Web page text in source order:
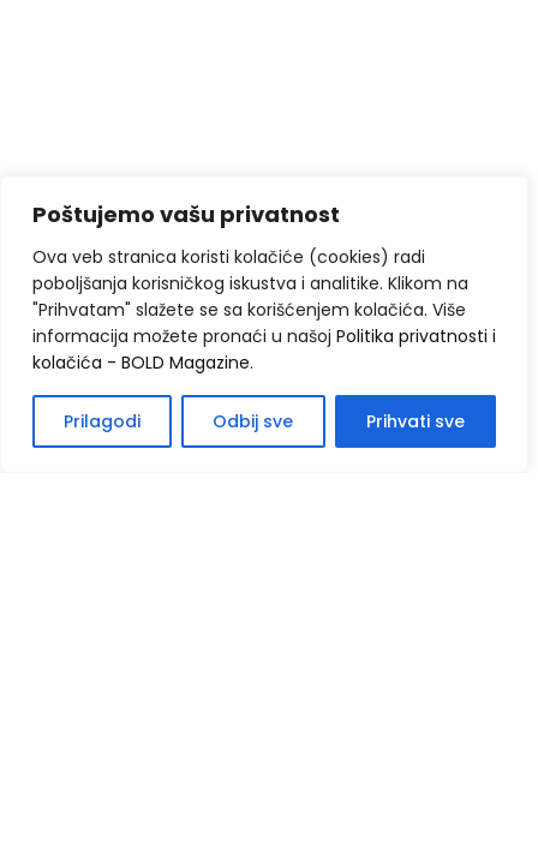
Poštujemo vašu privatnost
Ova veb stranica koristi kolačiće (cookies) radi
poboljšanja korisničkog iskustva i analitike. Klikom na
"Prihvatam" slažete se sa korišćenjem kolačića. Više
informacija možete pronaći u našoj Politika privatnosti i
kolačića - BOLD Magazine.
Prilagodi Odbij sve Prihvati sve